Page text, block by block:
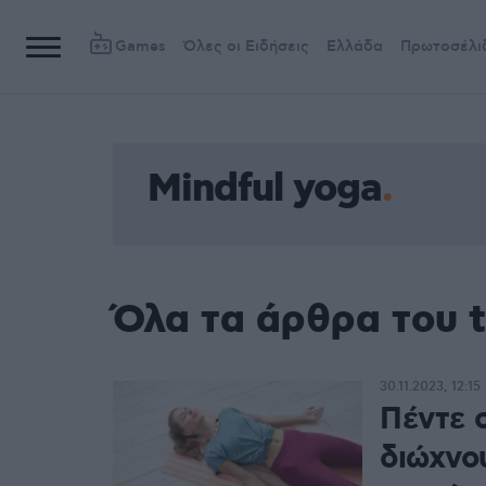
Games Όλες οι Ειδήσεις Ελλάδα
Mindful yoga
Όλα τα άρθρα του
Πέντε
30.11.2023, 12:15